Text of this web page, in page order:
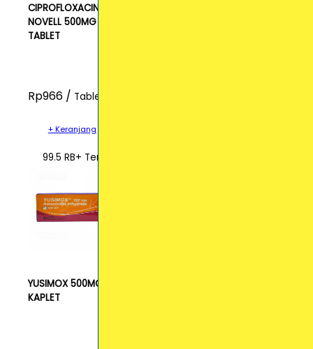
CIPROFLOXACIN
NOVELL 500MG
TABLET
Rp966 / Tablet
+ Keranjang
99.5 RB+ Terjual
YUSIMOX 500MG
KAPLET